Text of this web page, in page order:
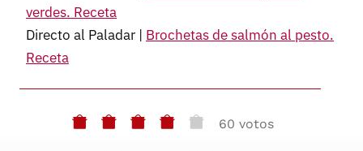
verdes. Receta
Directo al Paladar | Brochetas de salmón al pesto.
Receta
60 votos